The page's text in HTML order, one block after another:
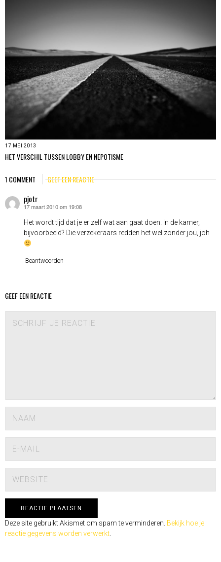
17 MEI 2013
HET VERSCHIL TUSSEN LOBBY EN NEPOTISME
1 COMMENT GEEF EEN REACTIE
pjotr
schreef:
17 maart 2010 om 19:08
Het wordt tijd dat je er zelf wat aan gaat doen. In de kamer,
bijvoorbeeld? Die verzekeraars redden het wel zonder jou, joh
Beantwoorden
GEEF EEN REACTIE
Deze site gebruikt Akismet om spam te verminderen. Bekijk hoe je
reactie gegevens worden verwerkt